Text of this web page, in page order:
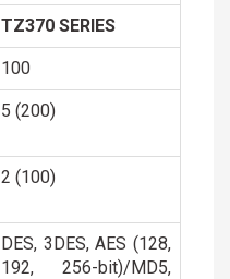
TZ370 SERIES
100
5 (200)
2 (100)
DES, 3DES, AES (128,
192, 256-bit)/MD5,